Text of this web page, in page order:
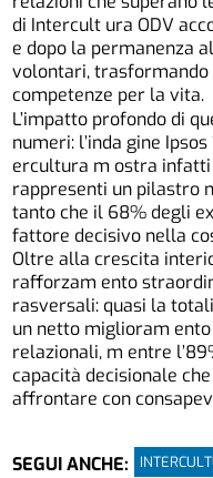
di Intercult ura ODV
e dopo la permanenza
volontari, trasformando
competenze per la vita.
L’impatto profondo di
numeri: l’inda gine
ercultura m ostra infatti
rappresenti un pilastro
tanto che il 68% degli
fattore decisivo nella
Oltre alla crescita
rafforzam ento
rasversali: quasi la
un netto miglioram
relazionali, m entre
capacità decisionale
affrontare con
SEGUI ANCHE: